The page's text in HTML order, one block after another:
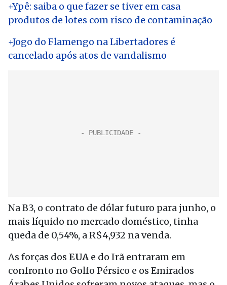
+Ypê: saiba o que fazer se tiver em casa
produtos de lotes com risco de contaminação
+Jogo do Flamengo na Libertadores é
cancelado após atos de vandalismo
Na B3, o contrato de dólar futuro para junho, o
mais líquido no mercado doméstico, tinha
queda de 0,54%, a R$4,932 na venda.
As forças dos EUA e do Irã entraram em
confronto no Golfo Pérsico e os Emirados